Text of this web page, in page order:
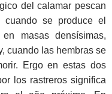
del calamar pescan
cuando se produce el
masas densísimas,
cuando las hembras se
Ergo en estas dos
los rastreros significa